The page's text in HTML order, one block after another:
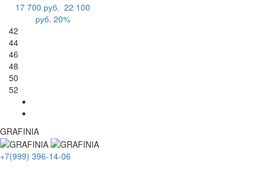
17 700 руб. 22 100
руб. 20%
42
44
46
48
50
52
GRAFINIA
+7(999) 396-14-06